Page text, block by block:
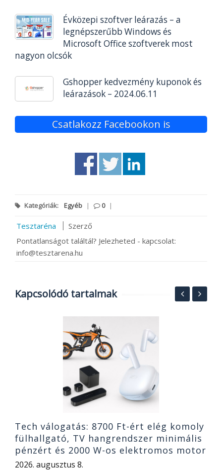
Évközepi szoftver leárazás – a
legnépszerűbb Windows és
Microsoft Office szoftverek most
nagyon olcsók
Gshopper kedvezmény kuponok és
leárazások – 2024.06.11
Csatlakozz Facebookon is
Kategóriák: Egyéb | 0 |
Tesztaréna
Szerző
Pontatlanságot találtál? Jelezheted - kapcsolat:
info@tesztarena.hu
Kapcsolódó tartalmak
Tech válogatás: 8700 Ft-ért elég komoly
fülhallgató, TV hangrendszer minimális
pénzért és 2000 W-os elektromos motor
2026. augusztus 8.